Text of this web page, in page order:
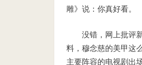
雕》说：你真好看。
没错，网上批评
料，穆念慈的美甲这
主要阵容的电视剧出